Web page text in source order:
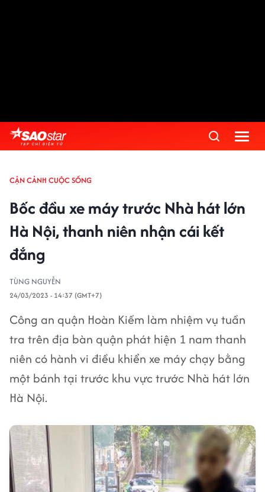
CẬN CẢNH CUỘC SỐNG
Bốc đầu xe máy trước Nhà hát lớn
Hà Nội, thanh niên nhận cái kết
đắng
TÙNG NGUYỄN
24/03/2023 - 14:37 (GMT+7)
Công an quận Hoàn Kiếm làm nhiệm vụ tuần
tra trên địa bàn quận phát hiện 1 nam thanh
niên có hành vi điều khiển xe máy chạy bằng
một bánh tại trước khu vực trước Nhà hát lớn
Hà Nội.